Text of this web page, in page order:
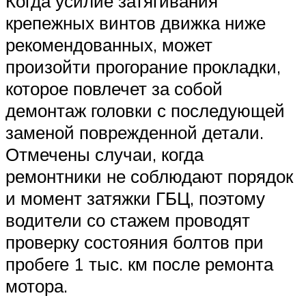
крепежных винтов движка ниже
рекомендованных, может
произойти прогорание прокладки,
которое повлечет за собой
демонтаж головки с последующей
заменой поврежденной детали.
Отмечены случаи, когда
ремонтники не соблюдают порядок
и момент затяжки ГБЦ, поэтому
водители со стажем проводят
проверку состояния болтов при
пробеге 1 тыс. км после ремонта
мотора.